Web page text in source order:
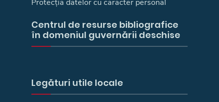
Protecția datelor cu caracter personal
Centrul de resurse bibliografice
în domeniul guvernării deschise
Legături utile locale